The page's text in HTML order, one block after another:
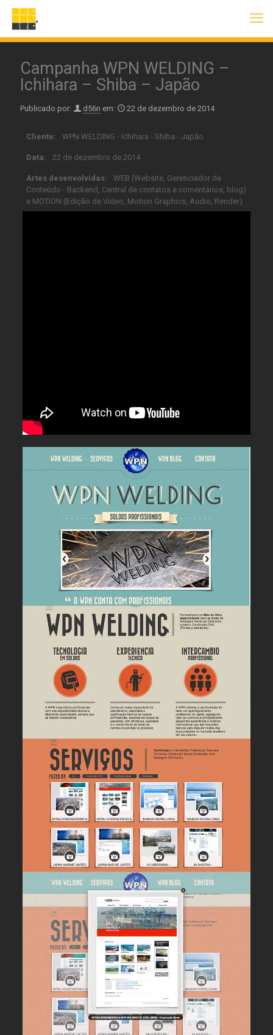
Campanha WPN WELDING –
Ichihara – Shiba – Japão
Publicado por: d56n em: 22 de dezembro de 2014
Cliente: WPN WELDING - Ichihara - Shiba - Japão
Data: 22 de dezembro de 2014
Artes desenvolvidas:
WEB (Website, Gerenciador de
Conteúdo - Backend, Central de contatos e comentários, blog)
e MOTION (Edição de Video, Motion Graphics, Audio, Render)